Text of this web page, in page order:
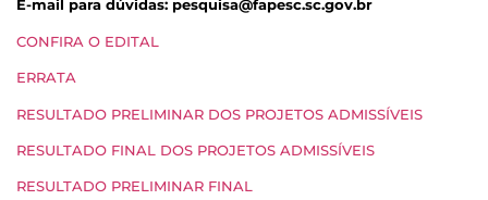
E-mail para dúvidas: pesquisa@fapesc.sc.gov.br
CONFIRA O EDITAL
ERRATA
RESULTADO PRELIMINAR DOS PROJETOS ADMISSÍVEIS
RESULTADO FINAL DOS PROJETOS ADMISSÍVEIS
RESULTADO PRELIMINAR FINAL